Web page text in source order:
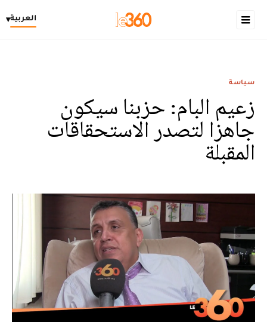
العربية▾
سياسة
زعيم البام: حزبنا سيكون
جاهزا لتصدر الاستحقاقات
المقبلة